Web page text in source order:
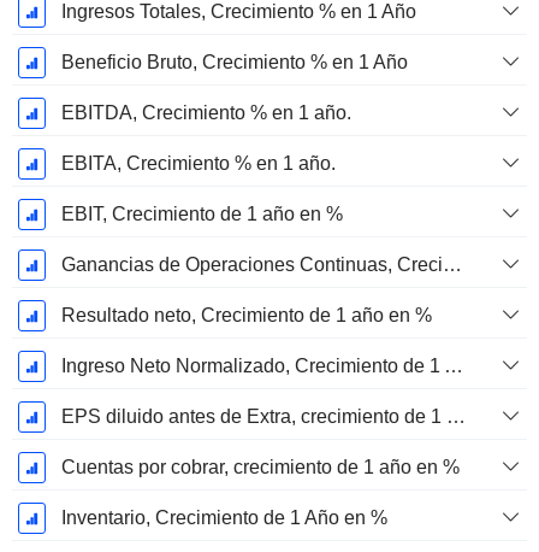
Ingresos Totales, Crecimiento % en 1 Año
Beneficio Bruto, Crecimiento % en 1 Año
EBITDA, Crecimiento % en 1 año.
EBITA, Crecimiento % en 1 año.
EBIT, Crecimiento de 1 año en %
Ganancias de Operaciones Continuas, Crecimiento de 1 Año en %
Resultado neto, Crecimiento de 1 año en %
Ingreso Neto Normalizado, Crecimiento de 1 Año en %
EPS diluido antes de Extra, crecimiento de 1 año %
Cuentas por cobrar, crecimiento de 1 año en %
Inventario, Crecimiento de 1 Año en %